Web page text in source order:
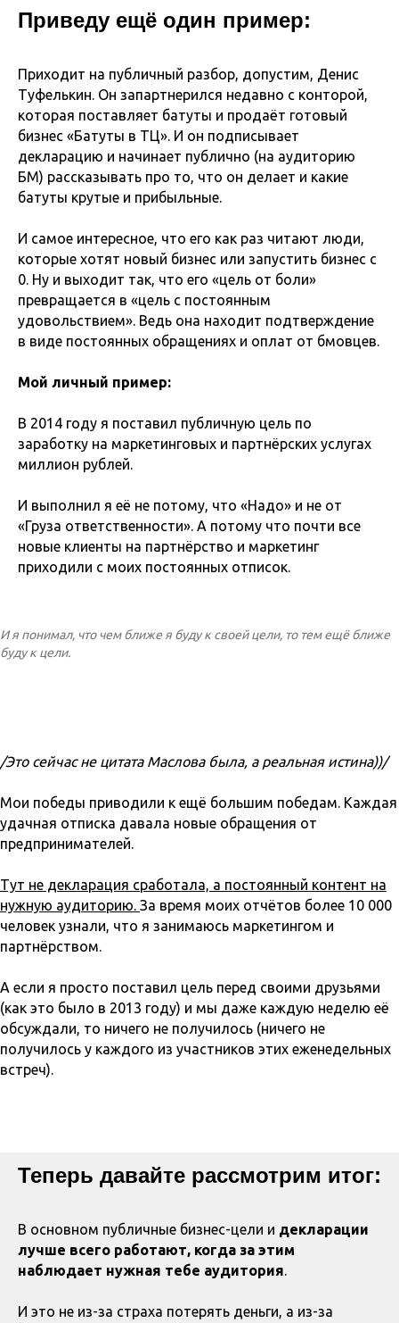
Приведу ещё один пример:
Приходит на публичный разбор, допустим, Денис
Туфелькин. Он запартнерился недавно с конторой,
которая поставляет батуты и продаёт готовый
бизнес «Батуты в ТЦ». И он подписывает
декларацию и начинает публично (на аудиторию
БМ) рассказывать про то, что он делает и какие
батуты крутые и прибыльные.
И самое интересное, что его как раз читают люди,
которые хотят новый бизнес или запустить бизнес с
0. Ну и выходит так, что его «цель от боли»
превращается в «цель с постоянным
удовольствием». Ведь она находит подтверждение
в виде постоянных обращениях и оплат от бмовцев.
Мой личный пример:
В 2014 году я поставил публичную цель по
заработку на маркетинговых и партнёрских услугах
миллион рублей.
И выполнил я её не потому, что «Надо» и не от
«Груза ответственности». А потому что почти все
новые клиенты на партнёрство и маркетинг
приходили с моих постоянных отписок.
И я понимал, что чем ближе я буду к своей цели, то тем ещё ближе
буду к цели.
/Это сейчас не цитата Маслова была, а реальная истина))/
Мои победы приводили к ещё большим победам. Каждая
удачная отписка давала новые обращения от
предпринимателей.
Тут не декларация сработала, а постоянный контент на
нужную аудиторию. За время моих отчётов более 10 000
человек узнали, что я занимаюсь маркетингом и
партнёрством.
А если я просто поставил цель перед своими друзьями
(как это было в 2013 году) и мы даже каждую неделю её
обсуждали, то ничего не получилось (ничего не
получилось у каждого из участников этих еженедельных
встреч).
Теперь давайте рассмотрим итог:
В основном публичные бизнес-цели и декларации
лучше всего работают, когда за этим
наблюдает нужная тебе аудитория.
И это не из-за страха потерять деньги, а из-за